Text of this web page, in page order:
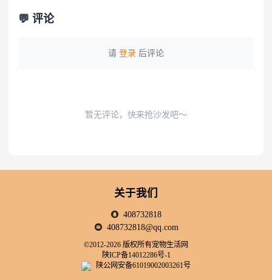
💬 评论
请 登录 后评论
暂无评论，快来抢沙发吧～
关于我们
408732818
408732818@qq.com
©2012-2026 版权所有宠物生活网
陕ICP备14012286号-1
陕公网安备61019002003261号